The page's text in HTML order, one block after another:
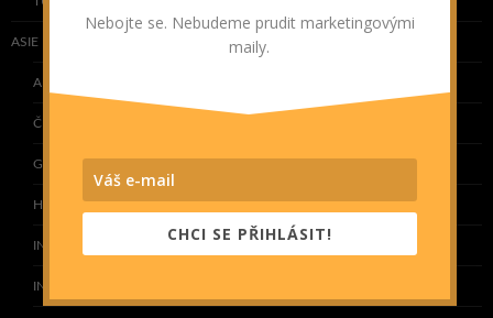
ASIE
ARMÉNIE
ČÍNA
GRUZIE
HONG KONG
INDIE
INDONÉSIE
Nebojte se. Nebudeme prudit marketingovými
maily.
CHCI SE PŘIHLÁSIT!